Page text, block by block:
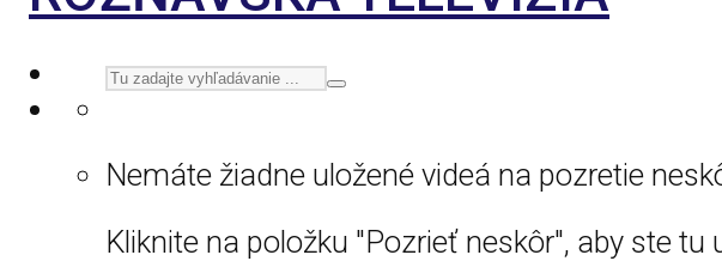
Nemáte žiadne uložené videá na pozretie
Kliknite na položku "Pozrieť neskôr", aby ste tu